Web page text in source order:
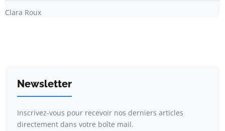
Clara Roux
Newsletter
Inscrivez-vous pour recevoir nos derniers articles
directement dans votre boîte mail.